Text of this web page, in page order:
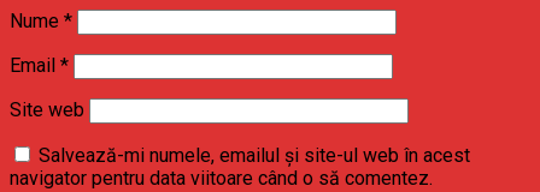
Nume *
Email *
Site web
Salvează-mi numele, emailul și site-ul web în acest
navigator pentru data viitoare când o să comentez.